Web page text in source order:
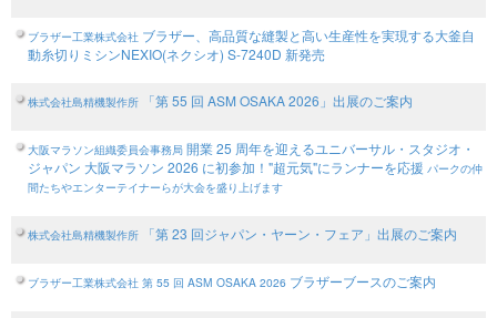
ブラザー工業株式会社 ブラザー、高品質な縫製と高い生産性を実現する大釜自
動糸切りミシンNEXIO(ネクシオ) S-7240D 新発売
株式会社島精機製作所 「第 55 回 ASM OSAKA 2026」出展のご案内
大阪マラソン組織委員会事務局 開業 25 周年を迎えるユニバーサル・スタジオ・
ジャパン 大阪マラソン 2026 に初参加！"超元気"にランナーを応援 パークの仲
間たちやエンターテイナーらが大会を盛り上げます
株式会社島精機製作所 「第 23 回ジャパン・ヤーン・フェア」出展のご案内
ブラザー工業株式会社 第 55 回 ASM OSAKA 2026 ブラザーブースのご案内